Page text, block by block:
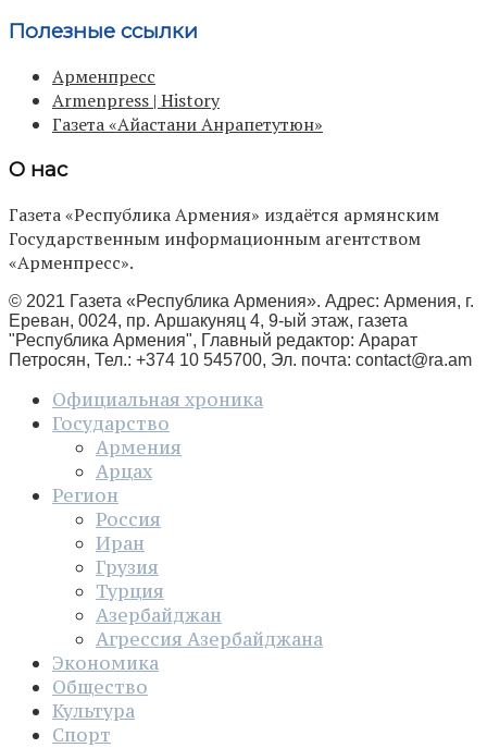
Полезные ссылки
Арменпресс
Armenpress | History
Газета «Айастани Анрапетутюн»
О нас
Газета «Республика Армения» издаётся армянским
Государственным информационным агентством
«Арменпресс».
© 2021 Газета «Республика Армения». Адрес: Армения, г.
Ереван, 0024, пр. Аршакуняц 4, 9-ый этаж, газета
"Республика Армения", Главный редактор: Арарат
Петросян, Тел.: +374 10 545700, Эл. почта: contact@ra.am
Официальная хроника
Государство
Армения
Арцах
Регион
Россия
Иран
Грузия
Турция
Азербайджан
Агрессия Азербайджана
Экономика
Общество
Культура
Спорт